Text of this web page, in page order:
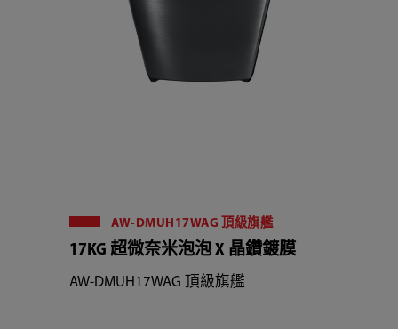
AW-DMUH17WAG 頂級旗艦
17KG 超微奈米泡泡 X 晶鑽鍍膜
AW-DMUH17WAG 頂級旗艦